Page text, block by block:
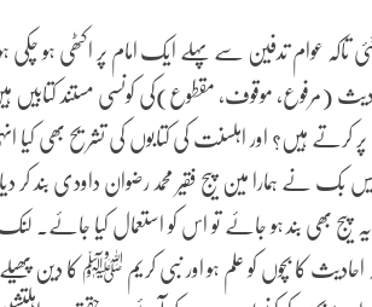
تاکہ عوام تدفین سے پہلے ایک امام پر اکٹھی ہو
موقوف، مقطوع)کی کونسی مستند کتابیں
ہیں؟ اور اہلسنت کی کتابوں کی تشریح بھی کیا
نے ہمارا مین پیج فقیر محمد رضوان داودی بند
یہ پیج بھی بند ہو جائے تو اس کو استعمال کیا
کا بچوں کو علم ہو اور نبی کریم ﷺ کا دین